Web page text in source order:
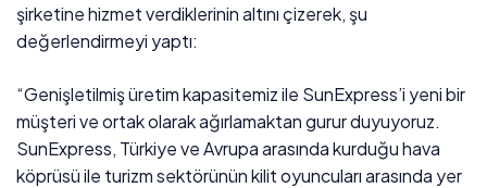
şirketine hizmet verdiklerinin altını çizerek, şu
değerlendirmeyi yaptı:
“Genişletilmiş üretim kapasitemiz ile SunExpress’i yeni bir
müşteri ve ortak olarak ağırlamaktan gurur duyuyoruz.
SunExpress, Türkiye ve Avrupa arasında kurduğu hava
köprüsü ile turizm sektörünün kilit oyuncuları arasında yer